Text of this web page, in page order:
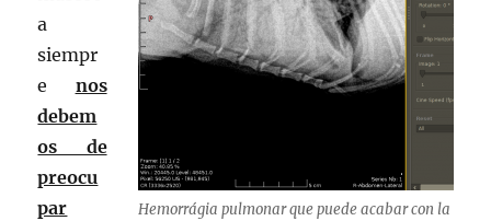
Hemorrágia pulmonar que puede acabar con la
a
siempr
e nos
debem
os de
preocu
par